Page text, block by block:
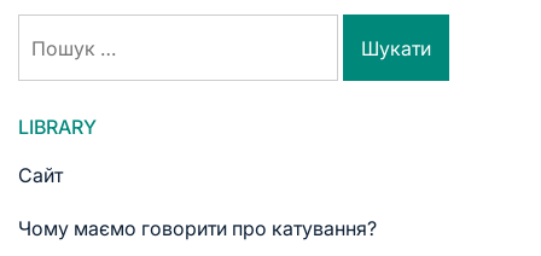
LIBRARY
Сайт
Чому маємо говорити про катування?